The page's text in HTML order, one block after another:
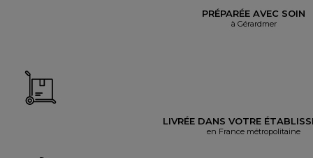
PRÉPARÉE AVEC SOIN
à Gérardmer
LIVRÉE DANS VOTRE
en France métropolitaine